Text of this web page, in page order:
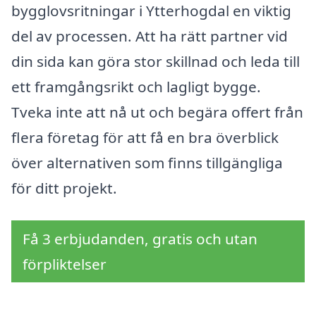
bygglovsritningar i Ytterhogdal en viktig
del av processen. Att ha rätt partner vid
din sida kan göra stor skillnad och leda till
ett framgångsrikt och lagligt bygge.
Tveka inte att nå ut och begära offert från
flera företag för att få en bra överblick
över alternativen som finns tillgängliga
för ditt projekt.
Få 3 erbjudanden, gratis och utan
förpliktelser